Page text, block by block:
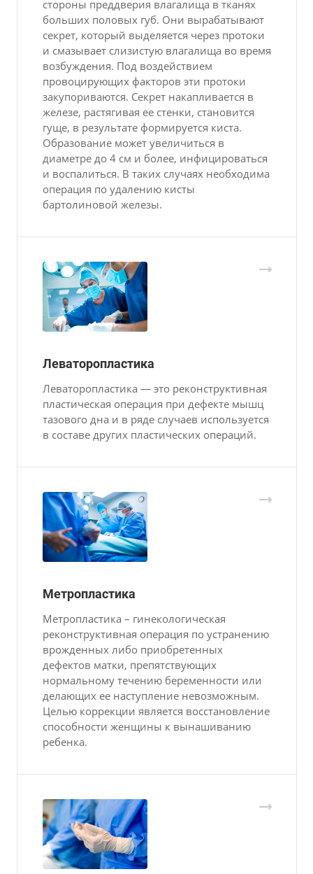
стороны преддверия влагалища в тканях
больших половых губ. Они вырабатывают
секрет, который выделяется через протоки
и смазывает слизистую влагалища во время
возбуждения. Под воздействием
провоцирующих факторов эти протоки
закупориваются. Секрет накапливается в
железе, растягивая ее стенки, становится
гуще, в результате формируется киста.
Образование может увеличиться в
диаметре до 4 см и более, инфицироваться
и воспалиться. В таких случаях необходима
операция по удалению кисты
бартолиновой железы.
Леваторопластика
Леваторопластика — это реконструктивная
пластическая операция при дефекте мышц
тазового дна и в ряде случаев используется
в составе других пластических операций.
Метропластика
Метропластика – гинекологическая
реконструктивная операция по устранению
врожденных либо приобретенных
дефектов матки, препятствующих
нормальному течению беременности или
делающих ее наступление невозможным.
Целью коррекции является восстановление
способности женщины к вынашиванию
ребенка.